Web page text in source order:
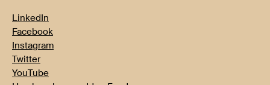
LinkedIn
Facebook
Instagram
Twitter
YouTube